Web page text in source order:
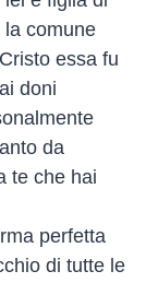
comune
essa fu
doni
da
te che hai
perfetta
di tutte le